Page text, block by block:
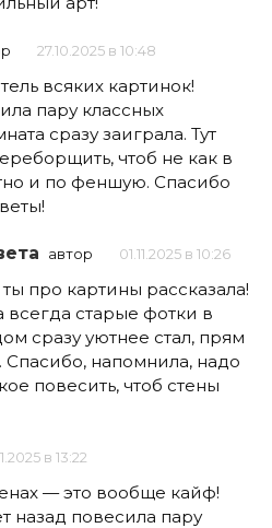
27.10.2025 в 10:48
всяких картинок!
пару классных
сразу заиграла. Тут
чтоб не как в
и по феншую. Спасибо
автор 01.11.2025 в 10:26
про картины рассказала!
всегда старые фотки в
сразу уютнее стал, прям
Спасибо, напомнила, надо
повесить, чтоб стены
в 13:22
— это вообще кайф!
назад повесила пару